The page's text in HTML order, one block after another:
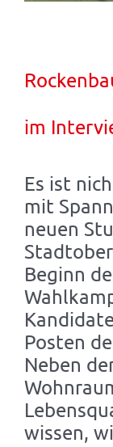
im
Es ist
mit
neuen
Beginn
Posten
Neben
wissen,